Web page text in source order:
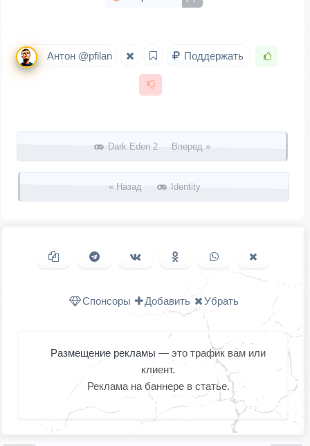
Антон @pfilan Поддержать
Запись навигация
Dark Eden 2 Вперед »
« Назад Identity
Копировать ссылкуПоделиться в Telegram
Поделиться ВКонтакте
Поделиться в
Одноклассниках
Поделиться в
WhatsAppв X
Спонсоры Добавить Убрать
Размещение рекламы — это трафик вам или
клиент.
Реклама на баннере в статье.